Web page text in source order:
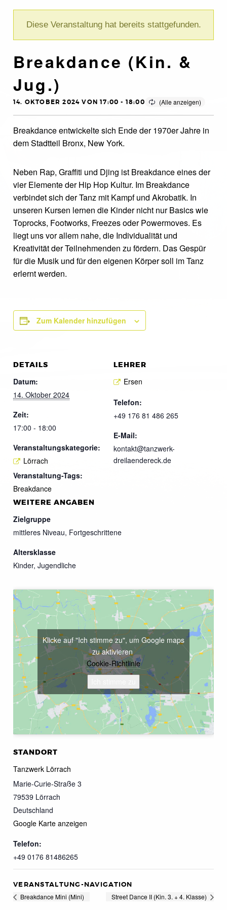
Diese Veranstaltung hat bereits stattgefunden.
Breakdance (Kin. &
Jug.)
14. OKTOBER 2024 VON 17:00 - 18:00
Breakdance entwickelte sich Ende der 1970er Jahre in
dem Stadtteil Bronx, New York.
Neben Rap, Graffiti und Djing ist Breakdance eines der
vier Elemente der Hip Hop Kultur. Im Breakdance
verbindet sich der Tanz mit Kampf und Akrobatik. In
unseren Kursen lernen die Kinder nicht nur Basics wie
Toprocks, Footworks, Freezes oder Powermoves. Es
liegt uns vor allem nahe, die Individualität und
Kreativität der Teilnehmenden zu fördern. Das Gespür
für die Musik und für den eigenen Körper soll im Tanz
erlernt werden.
Zum Kalender hinzufügen
DETAILS
Datum:
14. Oktober 2024
Zeit:
17:00 - 18:00
Veranstaltungskategorie:
Lörrach
Veranstaltung-Tags:
Breakdance
LEHRER
Ersen
Telefon:
+49 176 81 486 265
E-Mail:
kontakt@tanzwerk-
dreilaendereck.de
WEITERE ANGABEN
Zielgruppe
mittleres Niveau, Fortgeschrittene
Altersklasse
Kinder, Jugendliche
STANDORT
Tanzwerk Lörrach
Marie-Curie-Straße 3
79539 Lörrach
Deutschland
Google Karte anzeigen
Telefon:
+49 0176 81486265
Klicke auf "Ich stimme zu", um Google maps
zu aktivieren
Cookie-Richtlinie
VERANSTALTUNG-NAVIGATION
Breakdance Mini (Mini) Street Dance II (Kin. 3. + 4. Klasse)